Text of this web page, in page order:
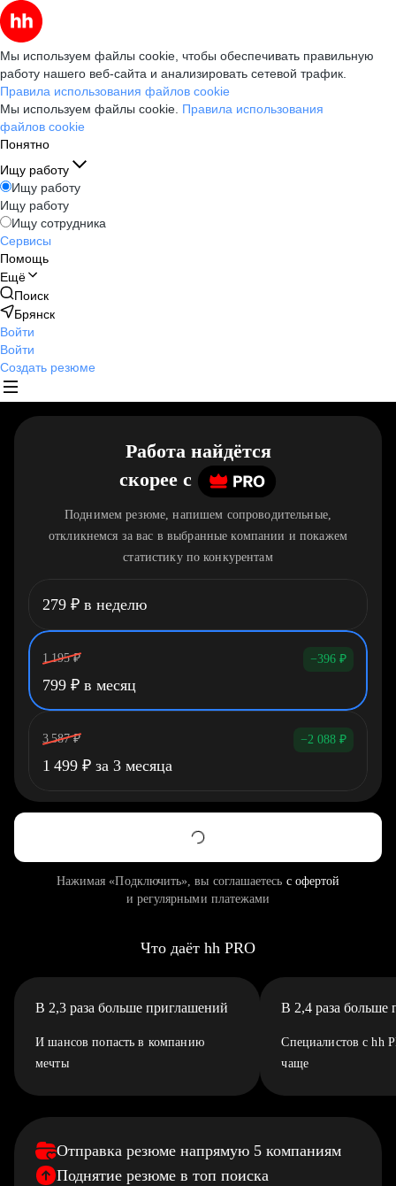
Мы используем файлы cookie, чтобы обеспечивать правильную
работу нашего веб-сайта и анализировать сетевой трафик.
Правила использования файлов cookie
Мы используем файлы cookie. Правила использования
файлов cookie
Понятно
Ищу работу
Ищу работу
Ищу работу
Ищу сотрудника
Сервисы
Помощь
Ещё
Поиск
Брянск
Войти
Войти
Создать резюме
Работа найдётся
скорее c
Поднимем резюме, напишем сопроводительные,
откликнемся за вас в выбранные компании и покажем
статистику по конкурентам
279 ₽ в неделю
1 195 ₽ −396 ₽
799 ₽ в месяц
3 587 ₽ −2 088 ₽
1 499 ₽ за 3 месяца
Нажимая «Подключить», вы соглашаетесь с офертой
и регулярными платежами
Что даёт hh PRO
В 2,3 раза больше приглашений
И шансов попасть в компанию
мечты
В 2,4 раза больше
Специалистов с hh
чаще
Отправка резюме напрямую 5 компаниям
Поднятие резюме в топ поиска